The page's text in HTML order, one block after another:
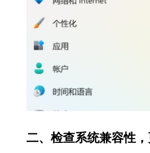
二、检查系统兼容性